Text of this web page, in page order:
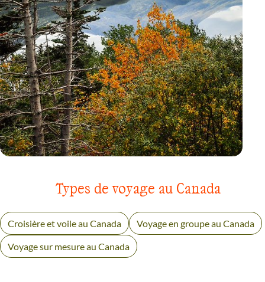
Types de voyage au Canada
Croisière et voile au Canada Voyage en groupe au Canada
Voyage sur mesure au Canada